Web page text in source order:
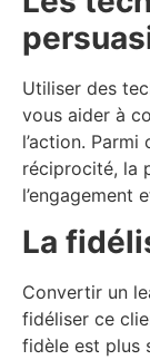
Utiliser des
vous aider à
l’action.
réciprocité, la
l’engagement
La
Convertir un
fidéliser ce
fidèle est plus